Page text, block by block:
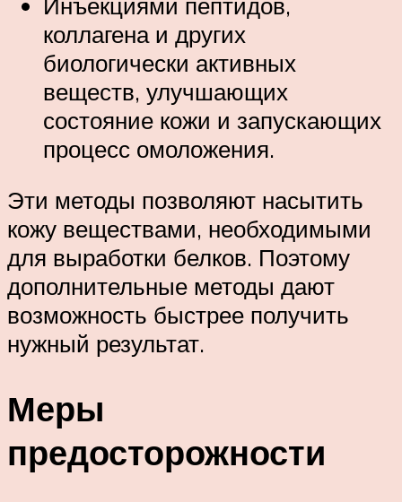
коллагена и других
биологически активных
веществ, улучшающих
состояние кожи и запускающих
процесс омоложения.
Эти методы позволяют насытить
кожу веществами, необходимыми
для выработки белков. Поэтому
дополнительные методы дают
возможность быстрее получить
нужный результат.
Меры
предосторожности